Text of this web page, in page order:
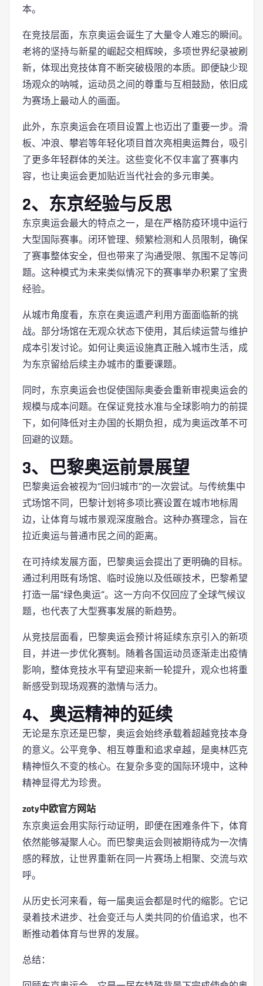
本。
在竞技层面，东京奥运会诞生了大量令人难忘的瞬间。
老将的坚持与新星的崛起交相辉映，多项世界纪录被刷
新，体现出竞技体育不断突破极限的本质。即便缺少现
场观众的呐喊，运动员之间的尊重与互相鼓励，依旧成
为赛场上最动人的画面。
此外，东京奥运会在项目设置上也迈出了重要一步。滑
板、冲浪、攀岩等年轻化项目首次亮相奥运舞台，吸引
了更多年轻群体的关注。这些变化不仅丰富了赛事内
容，也让奥运会更加贴近当代社会的多元审美。
2、东京经验与反思
东京奥运会最大的特点之一，是在严格防疫环境中运行
大型国际赛事。闭环管理、频繁检测和人员限制，确保
了赛事整体安全，但也带来了沟通受限、氛围不足等问
题。这种模式为未来类似情况下的赛事举办积累了宝贵
经验。
从城市角度看，东京在奥运遗产利用方面面临新的挑
战。部分场馆在无观众状态下使用，其后续运营与维护
成本引发讨论。如何让奥运设施真正融入城市生活，成
为东京留给后续主办城市的重要课题。
同时，东京奥运会也促使国际奥委会重新审视奥运会的
规模与成本问题。在保证竞技水准与全球影响力的前提
下，如何降低对主办国的长期负担，成为奥运改革不可
回避的议题。
3、巴黎奥运前景展望
巴黎奥运会被视为“回归城市”的一次尝试。与传统集中
式场馆不同，巴黎计划将多项比赛设置在城市地标周
边，让体育与城市景观深度融合。这种办赛理念，旨在
拉近奥运与普通市民之间的距离。
在可持续发展方面，巴黎奥运会提出了更明确的目标。
通过利用既有场馆、临时设施以及低碳技术，巴黎希望
打造一届“绿色奥运”。这一方向不仅回应了全球气候议
题，也代表了大型赛事发展的新趋势。
从竞技层面看，巴黎奥运会预计将延续东京引入的新项
目，并进一步优化赛制。随着各国运动员逐渐走出疫情
影响，整体竞技水平有望迎来新一轮提升，观众也将重
新感受到现场观赛的激情与活力。
4、奥运精神的延续
无论是东京还是巴黎，奥运会始终承载着超越竞技本身
的意义。公平竞争、相互尊重和追求卓越，是奥林匹克
精神恒久不变的核心。在复杂多变的国际环境中，这种
精神显得尤为珍贵。
zoty中欧官方网站
东京奥运会用实际行动证明，即便在困难条件下，体育
依然能够凝聚人心。而巴黎奥运会则被期待成为一次情
感的释放，让世界重新在同一片赛场上相聚、交流与欢
呼。
从历史长河来看，每一届奥运会都是时代的缩影。它记
录着技术进步、社会变迁与人类共同的价值追求，也不
断推动着体育与世界的发展。
总结：